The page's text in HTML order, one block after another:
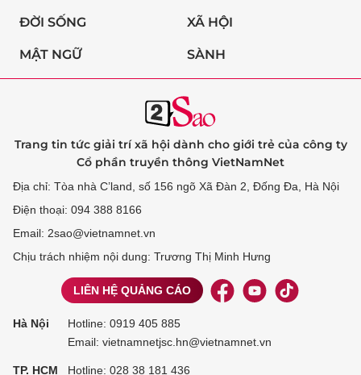
ĐỜI SỐNG XÃ HỘI
MẬT NGỮ SÀNH
Trang tin tức giải trí xã hội dành cho giới trẻ của công ty
Cổ phần truyền thông VietNamNet
Địa chỉ: Tòa nhà C’land, số 156 ngõ Xã Đàn 2, Đống Đa, Hà Nội
Điện thoại: 094 388 8166
Email: 2sao@vietnamnet.vn
Chịu trách nhiệm nội dung: Trương Thị Minh Hưng
LIÊN HỆ QUẢNG CÁO
Hà Nội Hotline: 0919 405 885
Email: vietnamnetjsc.hn@vietnamnet.vn
TP. HCM Hotline: 028 38 181 436